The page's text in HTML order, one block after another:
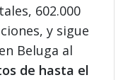
602.000
y sigue
Beluga al
de hasta el